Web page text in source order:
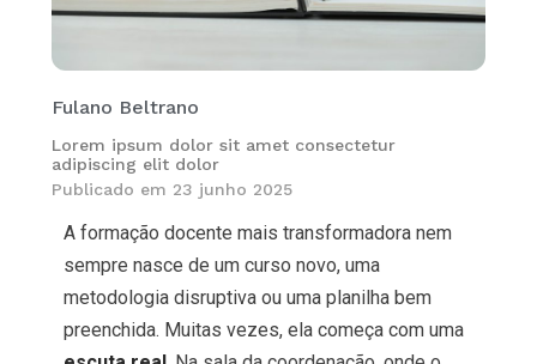
Fulano Beltrano
Lorem ipsum dolor sit amet consectetur
adipiscing elit dolor
Publicado em 23 junho 2025
A formação docente mais transformadora nem
sempre nasce de um curso novo, uma
metodologia disruptiva ou uma planilha bem
preenchida. Muitas vezes, ela começa com uma